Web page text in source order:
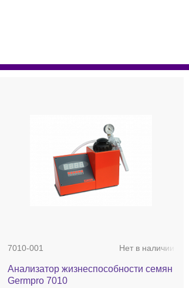
7010-001 Нет в наличии
Анализатор жизнеспособности семян
Germpro 7010